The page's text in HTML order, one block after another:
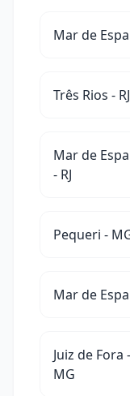
Mar de
Três Rios -
Mar de
- RJ
Pequeri -
Mar de
Juiz de
MG